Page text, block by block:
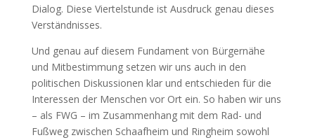
Dialog. Diese Viertelstunde ist Ausdruck genau dieses
Verständnisses.
Und genau auf diesem Fundament von Bürgernähe
und Mitbestimmung setzen wir uns auch in den
politischen Diskussionen klar und entschieden für die
Interessen der Menschen vor Ort ein. So haben wir uns
– als FWG – im Zusammenhang mit dem Rad- und
Fußweg zwischen Schaafheim und Ringheim sowohl